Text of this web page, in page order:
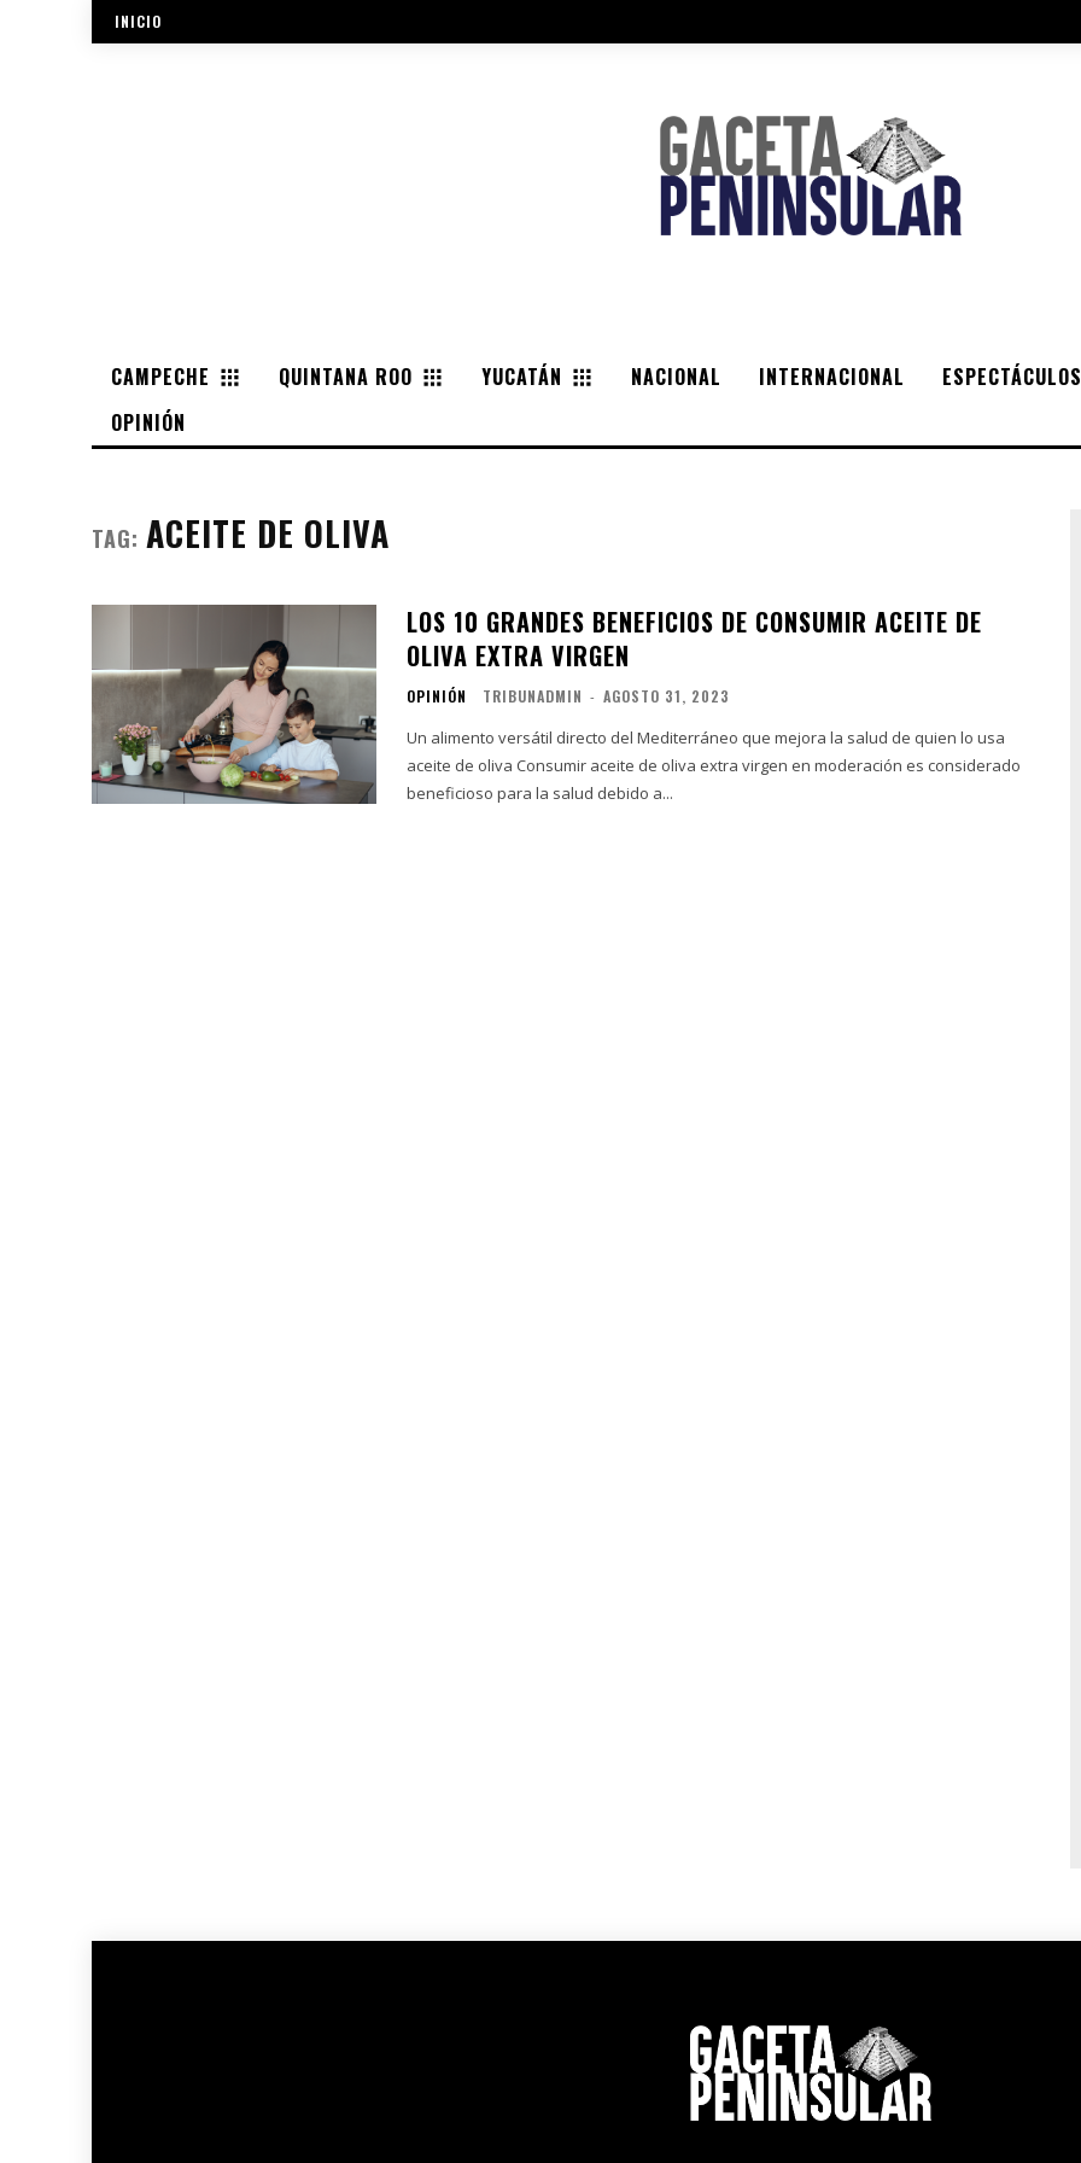
INICIO
CAMPECHE
QUINTANA ROO YUCATÁN NACIONAL INTERNACIONAL ESPECTÁCULOS
OPINIÓN
TAG: ACEITE DE OLIVA
LOS 10 GRANDES BENEFICIOS DE CONSUMIR ACEITE DE
OLIVA EXTRA VIRGEN
OPINIÓN TRIBUNADMIN - AGOSTO 31, 2023
Un alimento versátil directo del Mediterráneo que mejora la salud de quien lo usa
aceite de oliva Consumir aceite de oliva extra virgen en moderación es considerado
beneficioso para la salud debido a...